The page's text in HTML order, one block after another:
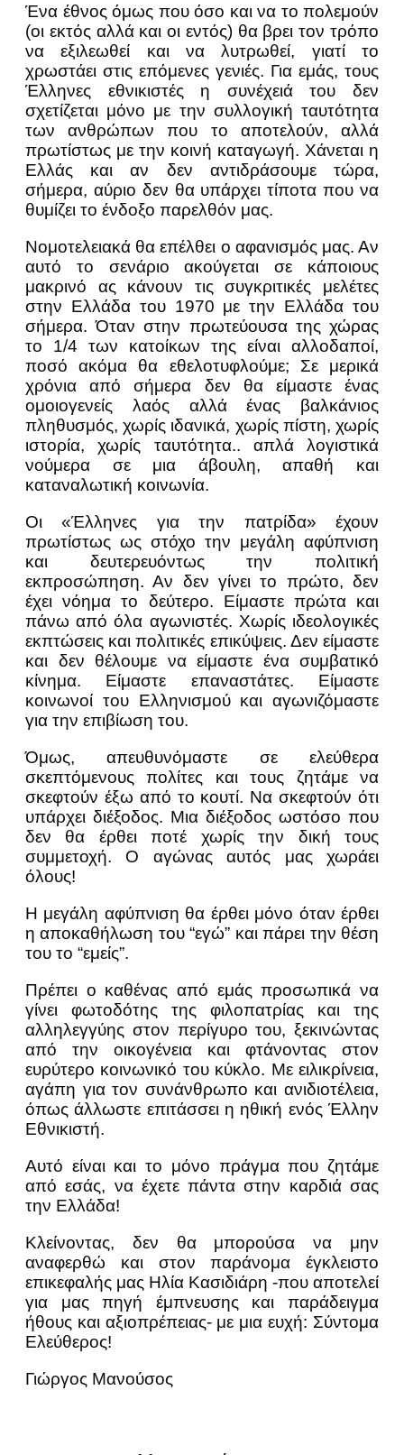
Ένα έθνος όμως που όσο και να το πολεμούν
(οι εκτός αλλά και οι εντός) θα βρει τον τρόπο
να εξιλεωθεί και να λυτρωθεί, γιατί το
χρωστάει στις επόμενες γενιές. Για εμάς, τους
Έλληνες εθνικιστές η συνέχειά του δεν
σχετίζεται μόνο με την συλλογική ταυτότητα
των ανθρώπων που το αποτελούν, αλλά
πρωτίστως με την κοινή καταγωγή. Χάνεται η
Ελλάς και αν δεν αντιδράσουμε τώρα,
σήμερα, αύριο δεν θα υπάρχει τίποτα που να
θυμίζει το ένδοξο παρελθόν μας.
Νομοτελειακά θα επέλθει ο αφανισμός μας. Αν
αυτό το σενάριο ακούγεται σε κάποιους
μακρινό ας κάνουν τις συγκριτικές μελέτες
στην Ελλάδα του 1970 με την Ελλάδα του
σήμερα. Όταν στην πρωτεύουσα της χώρας
το 1/4 των κατοίκων της είναι αλλοδαποί,
ποσό ακόμα θα εθελοτυφλούμε; Σε μερικά
χρόνια από σήμερα δεν θα είμαστε ένας
ομοιογενείς λαός αλλά ένας βαλκάνιος
πληθυσμός, χωρίς ιδανικά, χωρίς πίστη, χωρίς
ιστορία, χωρίς ταυτότητα.. απλά λογιστικά
νούμερα σε μια άβουλη, απαθή και
καταναλωτική κοινωνία.
Οι «Έλληνες για την πατρίδα» έχουν
πρωτίστως ως στόχο την μεγάλη αφύπνιση
και δευτερευόντως την πολιτική
εκπροσώπηση. Αν δεν γίνει το πρώτο, δεν
έχει νόημα το δεύτερο. Είμαστε πρώτα και
πάνω από όλα αγωνιστές. Χωρίς ιδεολογικές
εκπτώσεις και πολιτικές επικύψεις. Δεν είμαστε
και δεν θέλουμε να είμαστε ένα συμβατικό
κίνημα. Είμαστε επαναστάτες. Είμαστε
κοινωνοί του Ελληνισμού και αγωνιζόμαστε
για την επιβίωση του.
Όμως, απευθυνόμαστε σε ελεύθερα
σκεπτόμενους πολίτες και τους ζητάμε να
σκεφτούν έξω από το κουτί. Να σκεφτούν ότι
υπάρχει διέξοδος. Μια διέξοδος ωστόσο που
δεν θα έρθει ποτέ χωρίς την δική τους
συμμετοχή. Ο αγώνας αυτός μας χωράει
όλους!
Η μεγάλη αφύπνιση θα έρθει μόνο όταν έρθει
η αποκαθήλωση του “εγώ” και πάρει την θέση
του το “εμείς”.
Πρέπει ο καθένας από εμάς προσωπικά να
γίνει φωτοδότης της φιλοπατρίας και της
αλληλεγγύης στον περίγυρο του, ξεκινώντας
από την οικογένεια και φτάνοντας στον
ευρύτερο κοινωνικό του κύκλο. Με ειλικρίνεια,
αγάπη για τον συνάνθρωπο και ανιδιοτέλεια,
όπως άλλωστε επιτάσσει η ηθική ενός Έλλην
Εθνικιστή.
Αυτό είναι και το μόνο πράγμα που ζητάμε
από εσάς, να έχετε πάντα στην καρδιά σας
την Ελλάδα!
Κλείνοντας, δεν θα μπορούσα να μην
αναφερθώ και στον παράνομα έγκλειστο
επικεφαλής μας Ηλία Κασιδιάρη -που αποτελεί
για μας πηγή έμπνευσης και παράδειγμα
ήθους και αξιοπρέπειας- με μια ευχή: Σύντομα
Ελεύθερος!
Γιώργος Μανούσος